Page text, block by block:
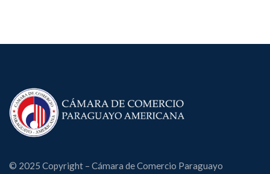
© 2025 Copyright – Cámara de Comercio Paraguayo